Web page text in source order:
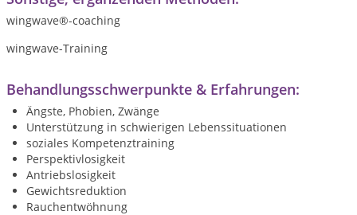
wingwave®-coaching
wingwave-Training
Behandlungsschwerpunkte & Erfahrungen:
Ängste, Phobien, Zwänge
Unterstützung in schwierigen Lebenssituationen
soziales Kompetenztraining
Perspektivlosigkeit
Antriebslosigkeit
Gewichtsreduktion
Rauchentwöhnung